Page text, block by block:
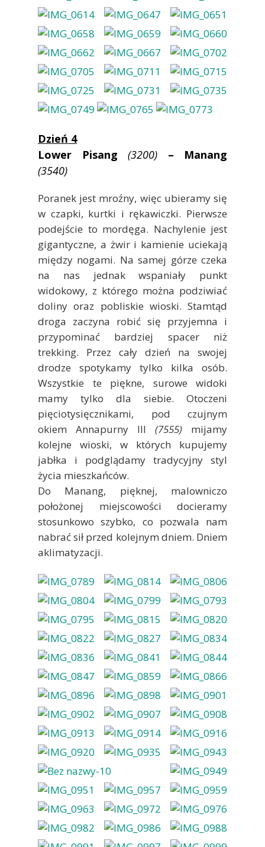
Dzień 4
Lower Pisang (3200) – Manang
(3540)
Poranek jest mroźny, więc ubieramy się
w czapki, kurtki i rękawiczki. Pierwsze
podejście to mordęga. Nachylenie jest
gigantyczne, a żwir i kamienie uciekają
między nogami. Na samej górze czeka
na nas jednak wspaniały punkt
widokowy, z którego można podziwiać
doliny oraz pobliskie wioski. Stamtąd
droga zaczyna robić się przyjemna i
przypominać bardziej spacer niż
trekking. Przez cały dzień na swojej
drodze spotykamy tylko kilka osób.
Wszystkie te piękne, surowe widoki
mamy tylko dla siebie. Otoczeni
pięciotysięcznikami, pod czujnym
okiem Annapurny III (7555) mijamy
kolejne wioski, w których kupujemy
jabłka i podglądamy tradycyjny styl
życia mieszkańców.
Do Manang, pięknej, malowniczo
położonej miejscowości docieramy
stosunkowo szybko, co pozwala nam
nabrać sił przed kolejnym dniem. Dniem
aklimatyzacji.